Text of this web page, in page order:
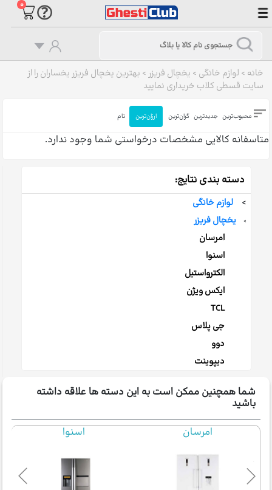
۰
خانه > لوازم خانگی > یخچال فریزر > بهترین یخچال فریزر یخساران را از
سایت قسطی کلاب خریداری نمایید
محبوب‌ترین جدیدترین گران‌ترین ارزان‌ترین نام
متاسفانه کالایی مشخصات درخواستی شما وجود ندارد.
دسته بندی نتایج:
>
لوازم خانگی
>
یخچال فریزر
امرسان
اسنوا
الکترواستیل
ایکس ویژن
TCL
جی پلاس
دوو
دیپوینت
شما همچنین ممکن است به این دسته ها علاقه داشته
باشید
اسنوا
هیمالیا